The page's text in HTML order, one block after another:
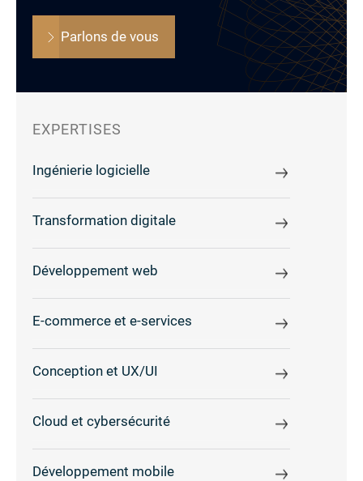
Parlons de vous
EXPERTISES
Ingénierie logicielle
Transformation digitale
Développement web
E-commerce et e-services
Conception et UX/UI
Cloud et cybersécurité
Développement mobile